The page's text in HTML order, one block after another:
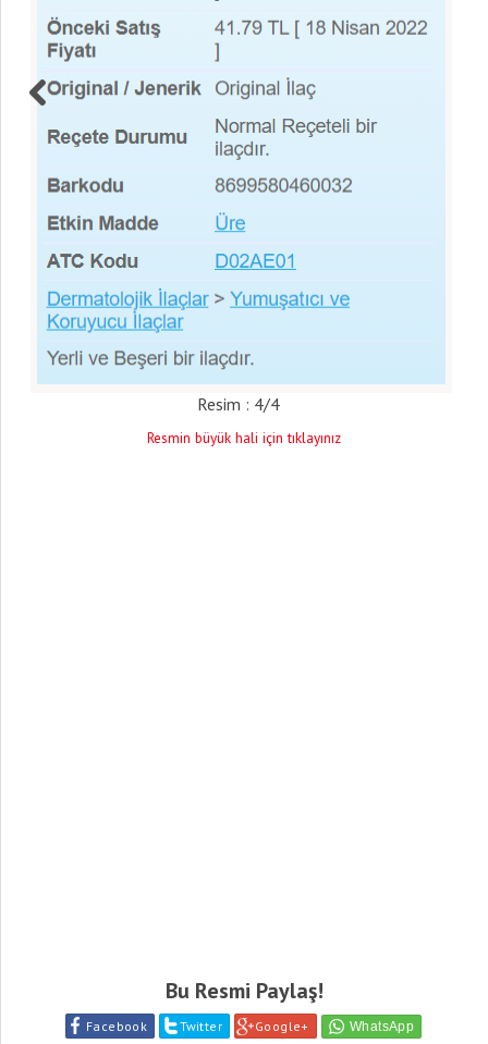
Resim : 4/4
Resmin büyük hali için tıklayınız
Bu Resmi Paylaş!
Facebook Twitter Google+